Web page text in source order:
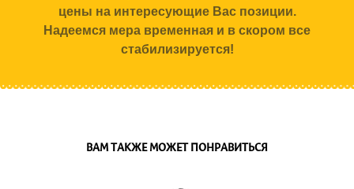
цены на интересующие Вас позиции.
Надеемся мера временная и в скором все
стабилизируется!
ВАМ ТАКЖЕ МОЖЕТ ПОНРАВИТЬСЯ